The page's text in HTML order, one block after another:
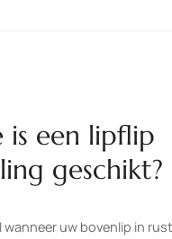
is een lipflip
geschikt?
wanneer uw bovenlip in